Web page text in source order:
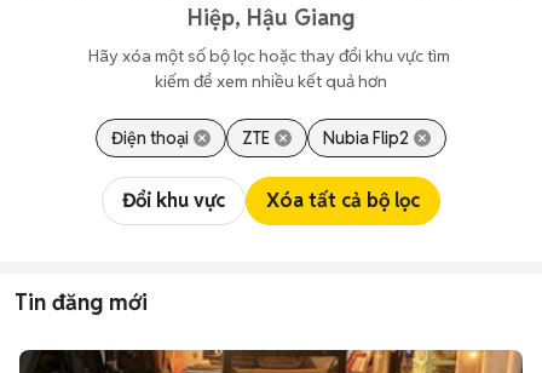
Hiệp, Hậu Giang
Hãy xóa một số bộ lọc hoặc thay đổi khu vực tìm
kiếm để xem nhiều kết quả hơn
Điện thoại ZTE Nubia Flip2
Đổi khu vực Xóa tất cả bộ lọc
Tin đăng mới